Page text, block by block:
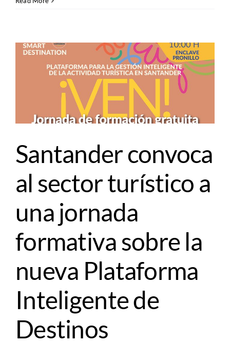
Santander convoca
al sector turístico a
una jornada
formativa sobre la
nueva Plataforma
Inteligente de
Destinos